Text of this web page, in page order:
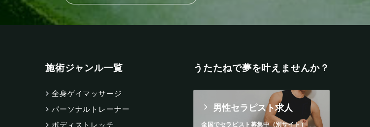
施術ジャンル一覧
全身ゲイマッサージ
パーソナルトレーナー
ボディストレッチ
うたたねで夢を叶えませんか？
男性セラピスト求人
全国でセラピスト募集中（別サイト）